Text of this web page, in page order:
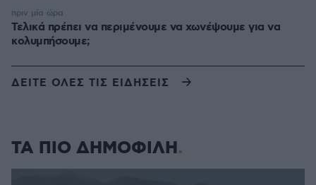
Τελικά πρέπει να περιμένουμε να χωνέψουμε για να
κολυμπήσουμε;
πριν μία ώρα
ΔΕΙΤΕ ΟΛΕΣ ΤΙΣ ΕΙΔΗΣΕΙΣ
ΤΑ ΠΙΟ ΔΗΜΟΦΙΛΗ